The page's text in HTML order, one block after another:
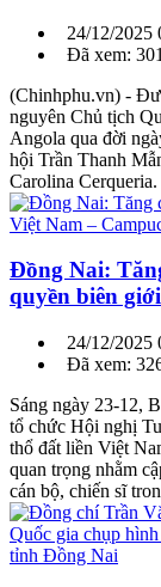
24/12/2025
Đã xem: 301
(Chinhphu.vn) -
nguyên Chủ tịch
Angola qua đời
hội Trần Thanh
Carolina Cerqueria.
Đồng Nai:
quyền biên
24/12/2025
Đã xem:
Sáng ngày 23-12,
tổ chức Hội nghị
thổ đất liền Việt
quan trọng nhằm
cán bộ, chiến sĩ